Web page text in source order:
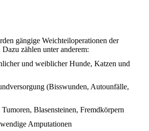
gängige Weichteiloperationen der
zählen unter anderem:
und weiblicher Hunde, Katzen und
(Bisswunden, Autounfälle,
Blasensteinen, Fremdkörpern
Amputationen